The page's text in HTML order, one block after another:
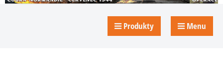
Produkty Menu